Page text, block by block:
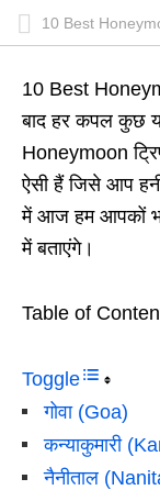
10 Best
10 Best
बाद हर कपल कुछ
Honeymoon
ऐसी हैं जिसे आप
में आज हम आपकों
में बताएंगे।
Table of
Toggle
गोवा (Goa)
कन्याकुमारी
नैनीताल